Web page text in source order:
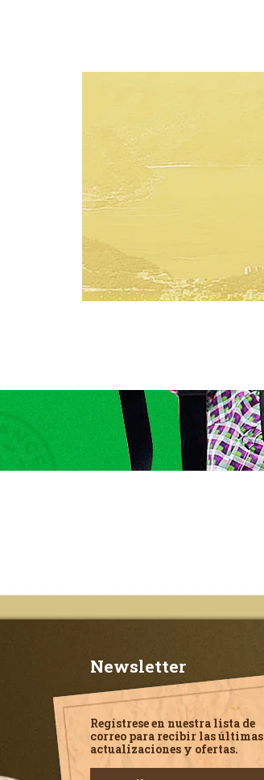
Newsletter
Regístrese en nuestra lista de
correo para recibir las últimas
actualizaciones y ofertas.